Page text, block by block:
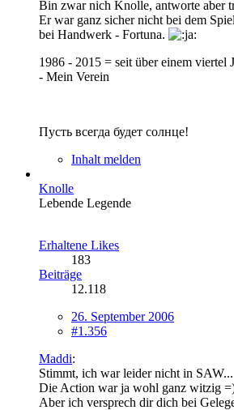
Bin zwar nich Knolle, antworte aber
Er war ganz sicher nicht bei dem
bei Handwerk - Fortuna.
1986 - 2015 = seit über einem viertel
- Mein Verein
Пусть всегда будет солнце!
Inhalt melden
Knolle
Lebende Legende
Erhaltene Likes
183
Beiträge
12.118
26. September 2006
#1.356
Maddi:
Stimmt, ich war leider nicht in SAW...
Die Action war ja wohl ganz witzig
Aber ich versprech dir dich bei